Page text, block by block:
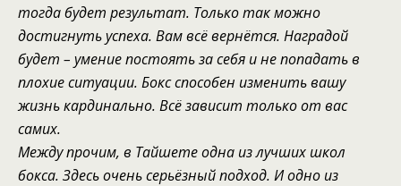
тогда будет результат. Только так можно
достигнуть успеха. Вам всё вернётся. Наградой
будет – умениепостоять за себя ине попадать в
плохие ситуации. Бокс способен изменитьвашу
жизнь кардинально. Всё зависит только от вас
самих.
Между прочим, в Тайшете одна из лучших школ
бокса. Здесь очень серьёзный подход. И одно из